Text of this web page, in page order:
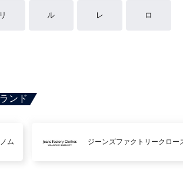
リ ル レ ロ
ンド
ム ジーンズファクトリークロー